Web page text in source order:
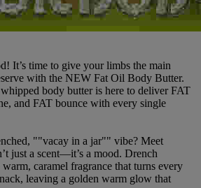
It’s time to give your limbs the main
with the NEW Fat Oil Body Butter.
body butter is here to deliver FAT
and FAT bounce with every single
""vacay in a jar"" vibe? Meet
just a scent—it’s a mood. Drench
caramel fragrance that turns every
leaving a golden warm glow that